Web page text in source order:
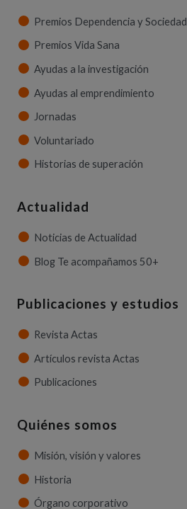
Premios Dependencia y Sociedad
Premios Vida Sana
Ayudas a la investigación
Ayudas al emprendimiento
Jornadas
Voluntariado
Historias de superación
Actualidad
Noticias de Actualidad
Blog Te acompañamos 50+
Publicaciones y estudios
Revista Actas
Artículos revista Actas
Publicaciones
Quiénes somos
Misión, visión y valores
Historia
Órgano corporativo